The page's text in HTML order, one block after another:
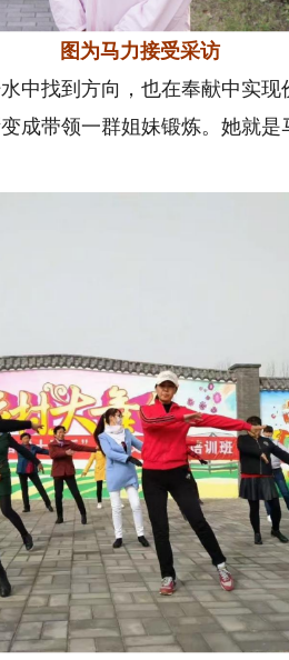
图为马力接受采访
找到方向，也在奉献中实现
成带领一群姐妹锻炼。她就